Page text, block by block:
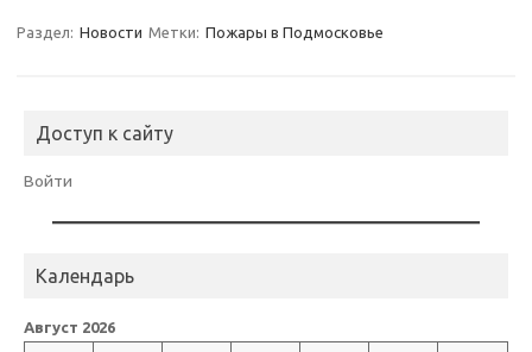
Раздел: Новости Метки: Пожары в Подмосковье
Доступ к сайту
Войти
Календарь
Август 2026